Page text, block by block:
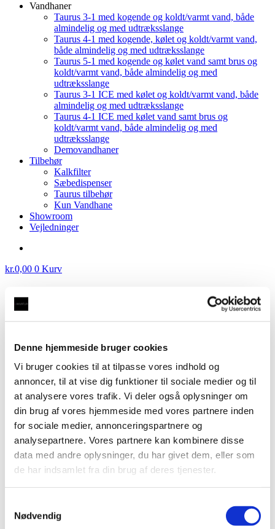
Denne hjemmeside bruger cookies
Vi bruger cookies til at tilpasse vores indhold og
annoncer, til at vise dig funktioner til sociale medier og til
at analysere vores trafik. Vi deler også oplysninger om
din brug af vores hjemmeside med vores partnere inden
for sociale medier, annonceringspartnere og
analysepartnere. Vores partnere kan kombinere disse
data med andre oplysninger, du har givet dem, eller som
de har indsamlet fra din brug af deres tjenester.
Nødvendig
Vandhaner
Taurus 3-1 med kogende og koldt/varmt vand, både
almindelig og med udtræksslange
Taurus 4-1 med kogende, kølet og koldt/varmt vand,
både almindelig og med udtræksslange
Taurus 5-1 med kogende og kølet vand samt brus og
koldt/varmt vand, både almindelig og med
udtræksslange
Taurus 3-1 ICE med kølet og koldt/varmt vand, både
almindelig og med udtræksslange
Taurus 4-1 ICE med kølet vand samt brus og
koldt/varmt vand, både almindelig og med
udtræksslange
Demovandhaner
Tilbehør
Kalkfilter
Sæbedispenser
Taurus tilbehør
Kun Vandhane
Showroom
Vejledninger
kr.0,00 0 Kurv
DEMOVANDHANE: 3-1 FLEX A, fleksibel
messing med firkantet tud kr.3.500,00
DEMOVANDHANE: Taurus 3-1 med kogende vand
inkl. kalkfilter i sort med rund tud
kr.3.500,00
DEMOVANDHANE: Taurus 3-1
A med kogende vand inkl.
kalkfilter i sort med rund tud
Komplet sæt: